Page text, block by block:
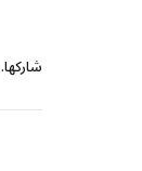
شاركها.